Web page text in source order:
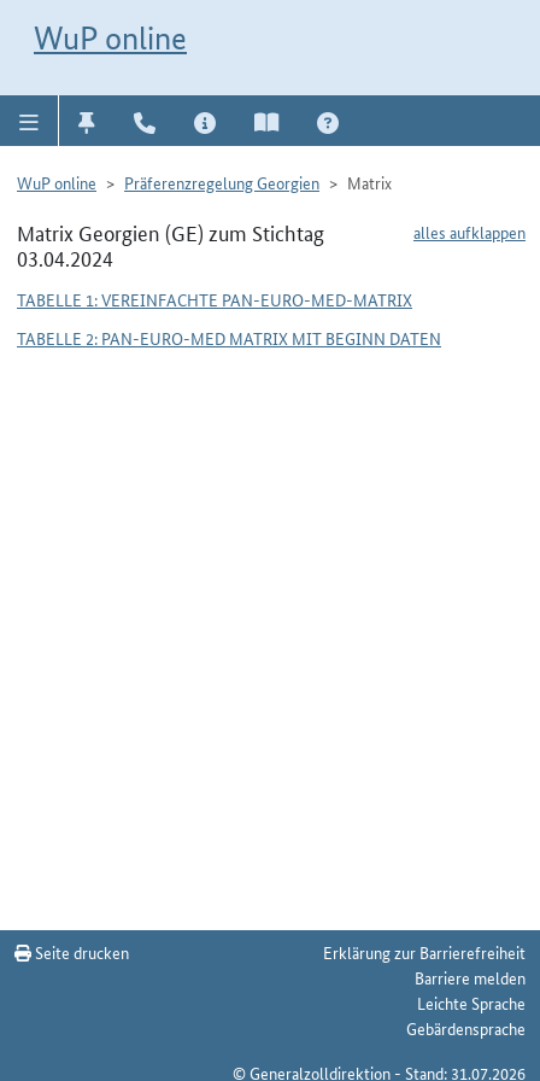
WuP online
WuP online Präferenzregelung Georgien Matrix
alles aufklappen
Matrix Georgien (GE) zum Stichtag
03.04.2024
TABELLE 1: VEREINFACHTE PAN-EURO-MED-MATRIX
TABELLE 2: PAN-EURO-MED MATRIX MIT BEGINN DATEN
Seite drucken
Erklärung zur Barrierefreiheit
Barriere melden
Leichte Sprache
Gebärdensprache
© Generalzolldirektion - Stand: 31.07.2026